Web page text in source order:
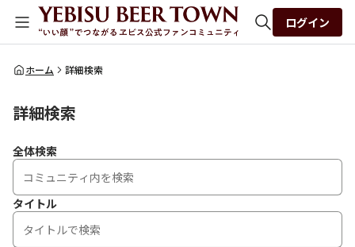
全体検索
ログイン
ホーム 詳細検索
詳細検索
全体検索
タイトル